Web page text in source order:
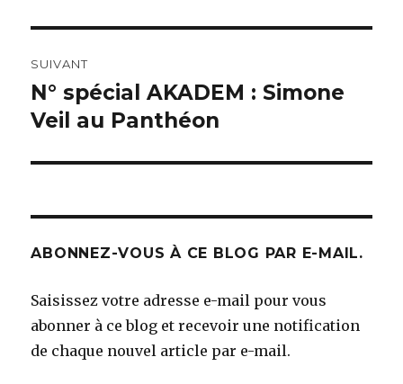
SUIVANT
Article
suivant :
N° spécial AKADEM : Simone
Veil au Panthéon
ABONNEZ-VOUS À CE BLOG PAR E-MAIL.
Saisissez votre adresse e-mail pour vous
abonner à ce blog et recevoir une notification
de chaque nouvel article par e-mail.